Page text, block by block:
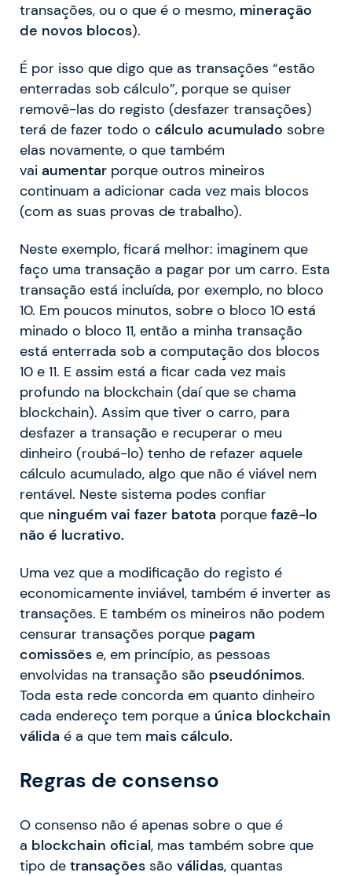
transações, ou o que é o mesmo, mineração
de novos blocos).
É por isso que digo que as transações “estão
enterradas sob cálculo”, porque se quiser
removê-las do registo (desfazer transações)
terá de fazer todo o cálculo acumulado sobre
elas novamente, o que também
vai aumentar porque outros mineiros
continuam a adicionar cada vez mais blocos
(com as suas provas de trabalho).
Neste exemplo, ficará melhor: imaginem que
faço uma transação a pagar por um carro. Esta
transação está incluída, por exemplo, no bloco
10. Em poucos minutos, sobre o bloco 10 está
minado o bloco 11, então a minha transação
está enterrada sob a computação dos blocos
10 e 11. E assim está a ficar cada vez mais
profundo na blockchain (daí que se chama
blockchain). Assim que tiver o carro, para
desfazer a transação e recuperar o meu
dinheiro (roubá-lo) tenho de refazer aquele
cálculo acumulado, algo que não é viável nem
rentável. Neste sistema podes confiar
que ninguém vai fazer batota porque fazê-lo
não é lucrativo.
Uma vez que a modificação do registo é
economicamente inviável, também é inverter as
transações. E também os mineiros não podem
censurar transações porque pagam
comissões e, em princípio, as pessoas
envolvidas na transação são pseudónimos.
Toda esta rede concorda em quanto dinheiro
cada endereço tem porque a única blockchain
válida é a que tem mais cálculo.
Regras de consenso
O consenso não é apenas sobre o que é
a blockchain oficial, mas também sobre que
tipo de transações são válidas, quantas